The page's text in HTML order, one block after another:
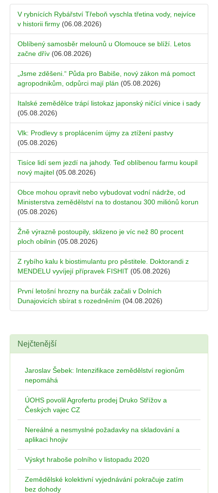
V rybnících Rybářství Třeboň vyschla třetina vody, nejvíce
v historii firmy (06.08.2026)
Oblíbený samosběr melounů u Olomouce se blíží. Letos
začne dřív (06.08.2026)
„Jsme zděšeni.“ Půda pro Babiše, nový zákon má pomoct
agropodnikům, odpůrci mají plán (05.08.2026)
Italské zemědělce trápí listokaz japonský ničící vinice i sady
(05.08.2026)
Vlk: Prodlevy s proplácením újmy za ztížení pastvy
(05.08.2026)
Tisíce lidí sem jezdí na jahody. Teď oblíbenou farmu koupil
nový majitel (05.08.2026)
Obce mohou opravit nebo vybudovat vodní nádrže, od
Ministerstva zemědělství na to dostanou 300 miliónů korun
(05.08.2026)
Žně výrazně postoupily, sklizeno je víc než 80 procent
ploch obilnin (05.08.2026)
Z rybího kalu k biostimulantu pro pěstitele. Doktorandi z
MENDELU vyvíjejí přípravek FISHIT (05.08.2026)
První letošní hrozny na burčák začali v Dolních
Dunajovicích sbírat s rozedněním (04.08.2026)
Nejčtenější
Jaroslav Šebek: Intenzifikace zemědělství regionům
nepomáhá
ÚOHS povolil Agrofertu prodej Druko Střížov a
Českých vajec CZ
Nereálné a nesmyslné požadavky na skladování a
aplikaci hnojiv
Výskyt hraboše polního v listopadu 2020
Zemědělské kolektivní vyjednávání pokračuje zatím
bez dohody